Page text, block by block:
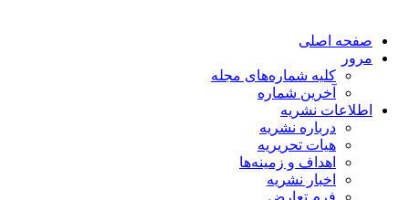
صفحه اصلی
مرور
کلیه شماره‌های مجله
آخرین شماره
اطلاعات نشریه
درباره نشریه
هیات تحریریه
اهداف و زمینه‌ها
اخبار نشریه
فرم تعارض